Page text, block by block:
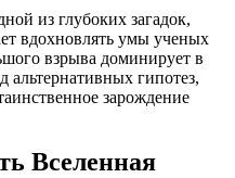
из глубоких загадок,
вдохновлять умы ученых
взрыва доминирует в
альтернативных гипотез,
зарождение
Вселенная